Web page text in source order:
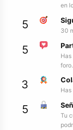
en
5 30
5
foro.
3
5
Tu